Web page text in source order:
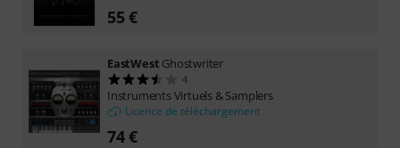
55 €
EastWest Ghostwriter
4
Instruments Virtuels & Samplers
Licence de téléchargement
74 €